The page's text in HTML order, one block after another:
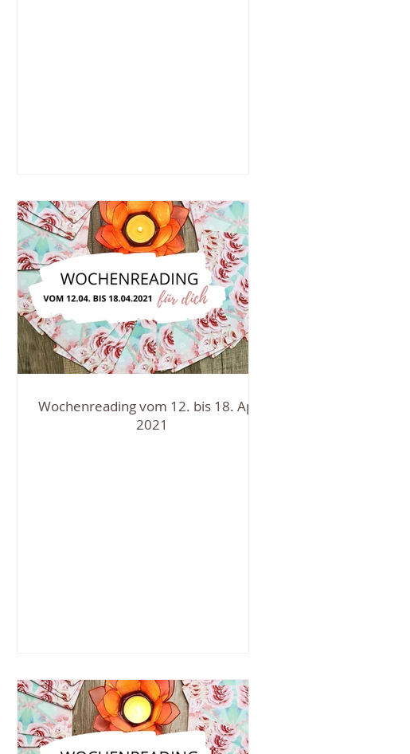
Wochenreading vom 12. bis 18. April
2021